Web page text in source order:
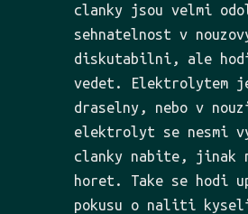
clanky jsou velmi
sehnatelnost v
diskutabilni, ale
vedet. Elektrolytem
draselny, nebo v
elektrolyt se nesmi
clanky nabite, jinak
horet. Take se hodi
pokusu o naliti